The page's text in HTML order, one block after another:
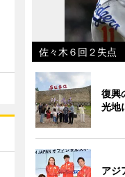
佐々木６回２失点
復興
光
アジ